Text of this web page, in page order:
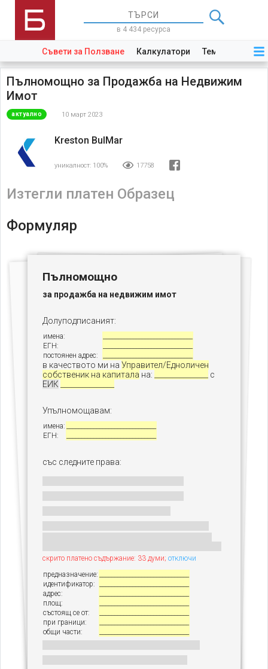
в 4 434 ресурса
Съвети за Ползване Калкулатори Теми Закони
Пълномощно за Продажба на Недвижим
Имот
актуално 10 март 2023
Kreston BulMar
уникалност: 100% 17758
Изтегли платен Образец
Формуляр
Пълномощно
за продажба на недвижим имот
Долуподписаният:
имена:
ЕГН:
постоянен адрес:
в качеството ми на Управител/Едноличен
собственик на капитала на:
с
ЕИК
Упълномощавам:
имена:
ЕГН:
със следните права:
скрито платено съдържание: 33 думи; отключи
предназначение:
идентификатор:
адрес:
площ:
състоящ се от:
при граници:
общи части: